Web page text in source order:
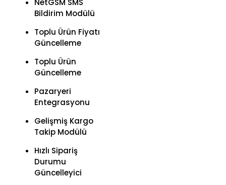
NetGSM SMS
Bildirim Modülü
Toplu Ürün Fiyatı
Güncelleme
Toplu Ürün
Güncelleme
Pazaryeri
Entegrasyonu
Gelişmiş Kargo
Takip Modülü
Hızlı Sipariş
Durumu
Güncelleyici